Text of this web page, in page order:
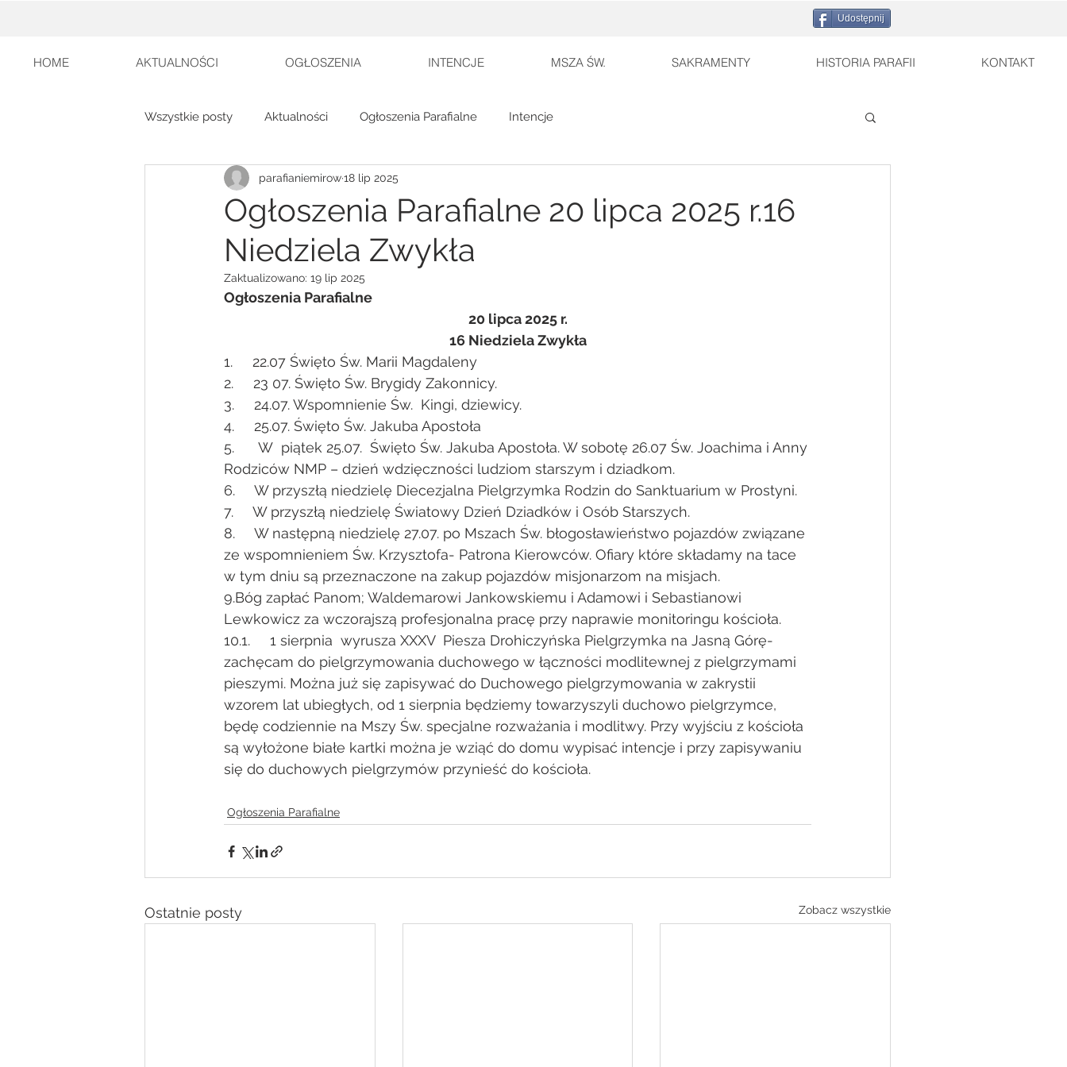
Udostępnij
HOME AKTUALNOŚCI OGŁOSZENIA INTENCJE MSZA ŚW. SAKRAMENTY HISTORIA PARAFII KONTAKT
Wszystkie posty Aktualności Ogłoszenia Parafialne Intencje
Ogłoszenia Parafialne 20 lipca 2025 r.16
Niedziela Zwykła
parafianiemirow18 lip 2025
Zaktualizowano: 19 lip 2025
Ogłoszenia Parafialne
20 lipca 2025 r.
16 Niedziela Zwykła
1.     22.07 Święto Św. Marii Magdaleny
2.     23 07. Święto Św. Brygidy Zakonnicy.
3.     24.07. Wspomnienie Św.  Kingi, dziewicy.
4.     25.07. Święto Św. Jakuba Apostoła
5.      W  piątek 25.07.  Święto Św. Jakuba Apostoła. W sobotę 26.07 Św. Joachima i Anny
Rodziców NMP – dzień wdzięczności ludziom starszym i dziadkom.
6.     W przyszłą niedzielę Diecezjalna Pielgrzymka Rodzin do Sanktuarium w Prostyni.
7.     W przyszłą niedzielę Światowy Dzień Dziadków i Osób Starszych.
8.     W następną niedzielę 27.07. po Mszach Św. błogosławieństwo pojazdów związane
ze wspomnieniem Św. Krzysztofa- Patrona Kierowców. Ofiary które składamy na tace
w tym dniu są przeznaczone na zakup pojazdów misjonarzom na misjach.
9.Bóg zapłać Panom; Waldemarowi Jankowskiemu i Adamowi i Sebastianowi
Lewkowicz za wczorajszą profesjonalna pracę przy naprawie monitoringu kościoła.
10.1.     1 sierpnia  wyrusza XXXV  Piesza Drohiczyńska Pielgrzymka na Jasną Górę-
zachęcam do pielgrzymowania duchowego w łączności modlitewnej z pielgrzymami
pieszymi. Można już się zapisywać do Duchowego pielgrzymowania w zakrystii
wzorem lat ubiegłych, od 1 sierpnia będziemy towarzyszyli duchowo pielgrzymce,
będę codziennie na Mszy Św. specjalne rozważania i modlitwy. Przy wyjściu z kościoła
są wyłożone białe kartki można je wziąć do domu wypisać intencje i przy zapisywaniu
się do duchowych pielgrzymów przynieść do kościoła.
Ogłoszenia Parafialne
Ostatnie posty Zobacz wszystkie